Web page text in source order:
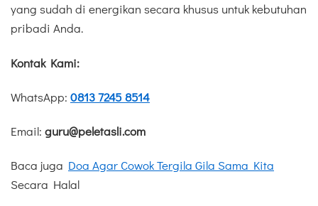
yang sudah di energikan secara khusus untuk kebutuhan
pribadi Anda.
Kontak Kami:
WhatsApp: 0813 7245 8514
Email: guru@peletasli.com
Baca juga Doa Agar Cowok Tergila Gila Sama Kita
Secara Halal